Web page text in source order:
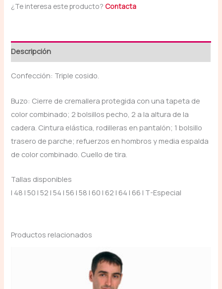
¿Te interesa este producto? Contacta
Descripción
Confección: Triple cosido.
Buzo: Cierre de cremallera protegida con una tapeta de
color combinado; 2 bolsillos pecho, 2 a la altura de la
cadera. Cintura elástica, rodilleras en pantalón; 1 bolsillo
trasero de parche; refuerzos en hombros y media espalda
de color combinado. Cuello de tira.
Tallas disponibles
| 48 | 50 | 52 | 54 | 56 | 58 | 60 | 62 | 64 | 66 | T-Especial
Productos relacionados